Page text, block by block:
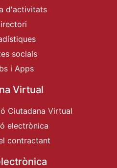
d'activitats
socials
i Apps
Virtual
Ciutadana Virtual
electrònica
contractant